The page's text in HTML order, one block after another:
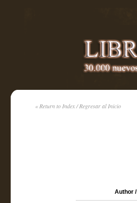
« Return to Index / Regresar al Inicio
Author